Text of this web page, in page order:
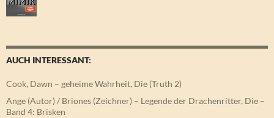
AUCH INTERESSANT:
Cook, Dawn – geheime Wahrheit, Die (Truth 2)
Ange (Autor) / Briones (Zeichner) – Legende der Drachenritter, Die –
Band 4: Brisken